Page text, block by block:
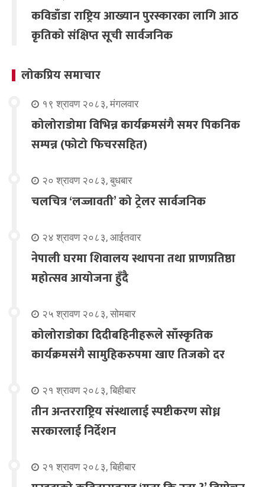
कविडाँडा राष्ट्रिय आख्यान पुरस्कारका लागि आठ
कृतिको संक्षिप्त सूची सार्वजनिक
लोकप्रिय समाचार
१९ श्रावण २०८३, मंगलवार
कोलोराडोमा विभिन्न कार्यक्रमसंगै समर पिकनिक
सम्पन्न (फोटो फिचरसहित)
२० श्रावण २०८३, बुधबार
चलचित्र ‘लज्जावती’ को ट्रेलर सार्वजनिक
२४ श्रावण २०८३, आईतवार
नेपाली घरमा शिवालय स्थापना तथा प्राणप्रतिष्ठा
महोत्सव आयोजना हुँदै
२५ श्रावण २०८३, सोमबार
कोलोराडोका दिदीबहिनीहरूले साँस्कृतिक
कार्यक्रमसंगै सामुहिकरुपमा खाए तिजको दर
२१ श्रावण २०८३, बिहीबार
तीन अन्तरराष्ट्रिय संस्थालाई स्पष्टीकरण सोध्न
सरकारलाई निर्देशन
२१ श्रावण २०८३, बिहीबार